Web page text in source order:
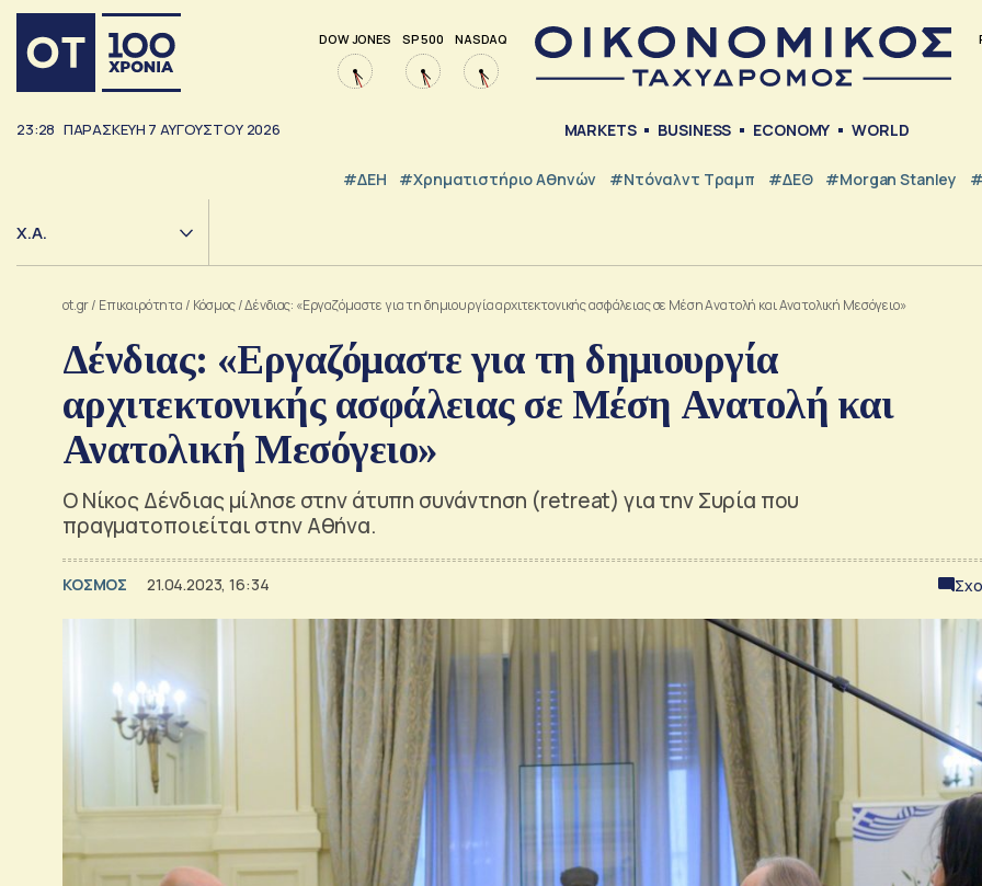
DOW JONES SP 500 NASDAQ
23:28 ΠΑΡΑΣΚΕΥΉ 7 ΑΥΓΟΎΣΤΟΥ 2026 MARKETS BUSINESS ECONOMY WORLD
#ΔΕΗ #Χρηματιστήριο Αθηνών #Ντόναλντ Τραμπ #ΔΕΘ #Morgan Stanley
Χ.Α.
ot.gr/ Επικαιρότητα / Κόσμος/Δένδιας: «Εργαζόμαστε για τη δημιουργία αρχιτεκτονικής ασφάλειας σε Μέση Ανατολή και Ανατολική Μεσόγειο»
Δένδιας: «Εργαζόμαστε για τη δημιουργία
αρχιτεκτονικής ασφάλειας σε Μέση Ανατολή και
Ανατολική Μεσόγειο»
Ο Νίκος Δένδιας μίλησε στην άτυπη συνάντηση (retreat) για την Συρία που
πραγματοποιείται στην Αθήνα.
ΚΟΣΜΟΣ 21.04.2023, 16:34